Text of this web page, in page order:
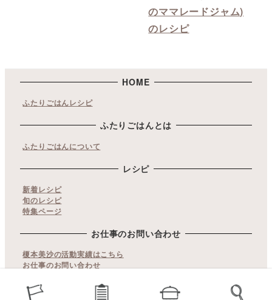
のママレードジャム)
のレシピ
HOME
ふたりごはんレシピ
ふたりごはんとは
ふたりごはんについて
レシピ
新着レシピ
旬のレシピ
特集ページ
お仕事のお問い合わせ
榎本美沙の活動実績はこちら
お仕事のお問い合わせ
copyrights© ふたりごはん. All Rights Reserved.